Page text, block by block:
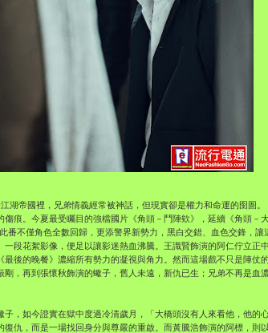
湖帝國裡，兄弟情義經常被神話，但現實卻是權力和命運的囹圄。
痕。今夏最受矚目的強檔國片《角頭－鬥陣欸》，延續《角頭－
番不僅角色全數回歸，更添警界新勢力，黑白交錯、血色交鋒，讓
段花絮影像，便足以讓影迷熱血沸騰。王識賢飾演的阿仁佇立正中
後的晚餐》濃縮所有勢力的凝視與角力。然而這場戲不只是陣仗的
，再到張懷秋飾演的蠍子，舊人未遠，新仇已生；兄弟不再是血
，如今證實在獄中度過冷清歲月，「大橋頭沒有人來看他，他的
仇，而是一場找回身分與尊嚴的重啟。而黃騰浩飾演的阿標，則以